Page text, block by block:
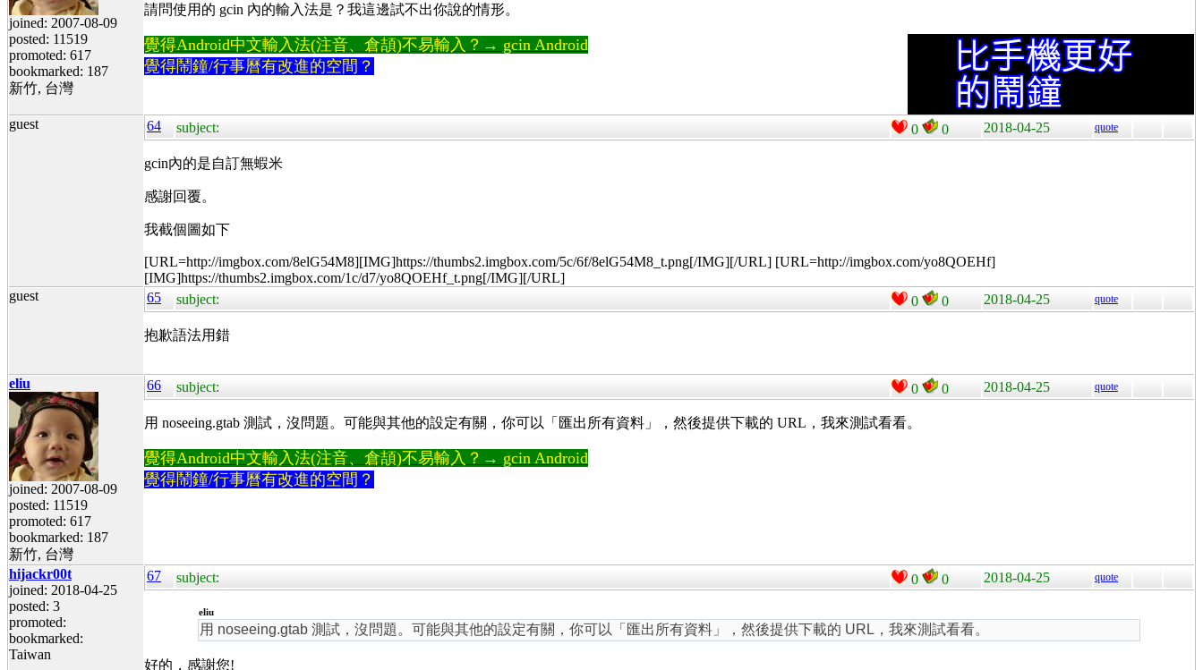
joined: 2007-08-09
posted: 11519
promoted: 617
bookmarked: 187
新竹, 台灣
請問使用的 gcin 內的輸入法是？我這邊試不出你說的情形。
覺得Android中文輸入法(注音、倉頡)不易輸入？→ gcin Android
覺得鬧鐘/行事曆有改進的空間？
guest 64 subject: 0 0 2018-04-25 quote
gcin內的是自訂無蝦米
感謝回覆。
我截個圖如下
[URL=http://imgbox.com/8elG54M8][IMG]https://thumbs2.imgbox.com/5c/6f/8elG54M8_t.png[/IMG][/URL] [URL=http://imgbox.com/yo8QOEHf]
[IMG]https://thumbs2.imgbox.com/1c/d7/yo8QOEHf_t.png[/IMG][/URL]
guest
65 subject: 0 0 2018-04-25 quote
抱歉語法用錯
eliu
joined: 2007-08-09
posted: 11519
promoted: 617
bookmarked: 187
新竹, 台灣
66 subject: 0 0 2018-04-25 quote
用 noseeing.gtab 測試，沒問題。可能與其他的設定有關，你可以「匯出所有資料」，然後提供下載的 URL，我來測試看看。
覺得Android中文輸入法(注音、倉頡)不易輸入？→ gcin Android
覺得鬧鐘/行事曆有改進的空間？
hijackr00t
joined: 2018-04-25
posted: 3
promoted:
bookmarked:
Taiwan
67 subject: 0 0 2018-04-25 quote
eliu
用 noseeing.gtab 測試，沒問題。可能與其他的設定有關，你可以「匯出所有資料」，然後提供下載的 URL，我來測試看看。
好的，感謝您!